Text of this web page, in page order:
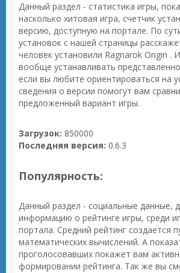
Данный раздел - статистика игры,
насколько хитовая игра, счетчик
версию, доступную на портале. По
установок с нашей страницы
человек установили Ragnarok Origin .
вообще устанавливать
если вы любите ориентироваться на
сведения о версии помогут вам
предложенный вариант игры.
Загрузок: 850000
Последняя версия: 0.6.3
Популярность:
Данный раздел - социальные данные,
информацию о рейтинге игры, среди
портала. Средний рейтинг создается
математических вычислений. А
проголосовавших покажет вам
формировании рейтинга. Так же вы